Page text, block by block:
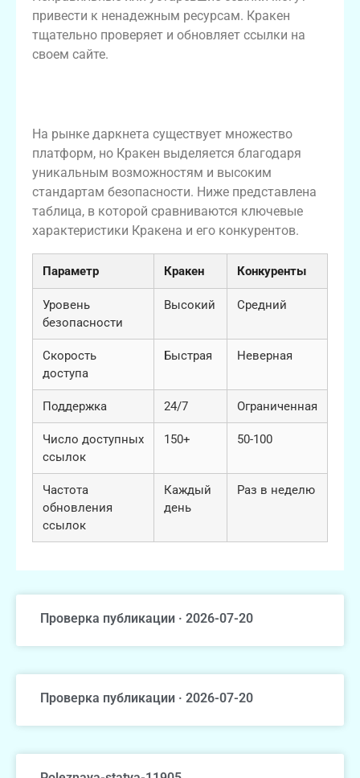
привести к ненадежным ресурсам. Кракен
тщательно проверяет и обновляет ссылки на
своем сайте.
На рынке даркнета существует множество
платформ, но Кракен выделяется благодаря
уникальным возможностям и высоким
стандартам безопасности. Ниже представлена
таблица, в которой сравниваются ключевые
характеристики Кракена и его конкурентов.
Параметр Кракен Конкуренты
Уровень
безопасности
Высокий Средний
Скорость
доступа
Быстрая Неверная
Поддержка 24/7 Ограниченная
Число доступных
ссылок
150+ 50-100
Частота
обновления
ссылок
Каждый
день
Раз в неделю
Проверка публикации · 2026-07-20
Проверка публикации · 2026-07-20